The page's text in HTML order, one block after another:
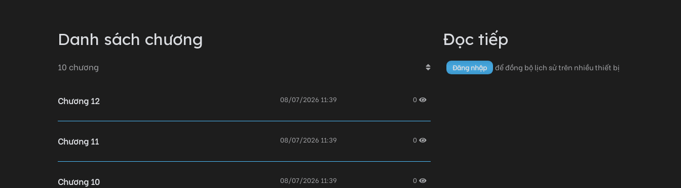
Danh sách chương
10 chương
Chương 12 08/07/2026 11:39 0
Chương 11 08/07/2026 11:39 0
Chương 10 08/07/2026 11:39 0
Đọc tiếp
Đăng nhập để đồng bộ lịch sử trên nhiều thiết bị